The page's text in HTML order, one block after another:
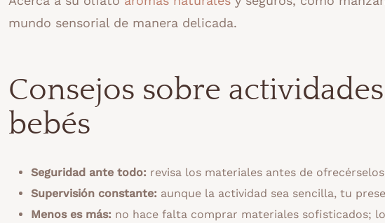
mundo sensorial de manera delicada.
Consejos sobre
bebés
Seguridad ante todo: revisa los materiales antes de
Supervisión constante: aunque la actividad sea sencilla, tu
Menos es más: no hace falta comprar materiales sofisticados;